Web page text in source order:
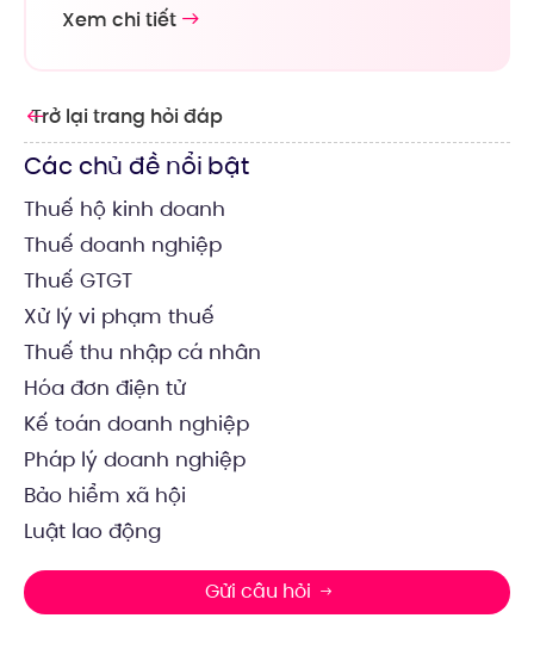
Trở lại trang hỏi đáp
Các chủ đề nổi bật
Thuế hộ kinh doanh
Thuế doanh nghiệp
Thuế GTGT
Xử lý vi phạm thuế
Thuế thu nhập cá nhân
Hóa đơn điện tử
Kế toán doanh nghiệp
Pháp lý doanh nghiệp
Bảo hiểm xã hội
Luật lao động
Gửi câu hỏi
Xem chi tiết